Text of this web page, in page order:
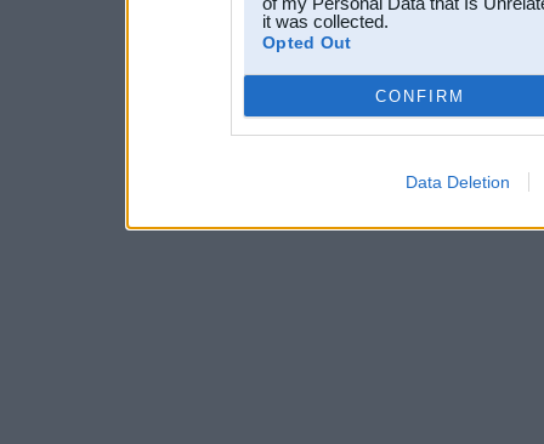
it was collected.
Opted Out
CONFIRM
Data Deletion